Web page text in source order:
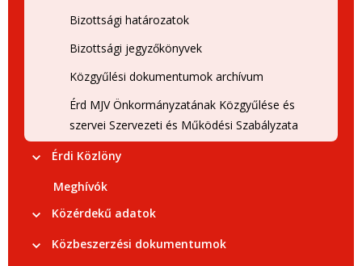
Bizottsági határozatok
Bizottsági jegyzőkönyvek
Közgyűlési dokumentumok archívum
Érd MJV Önkormányzatának Közgyűlése és
szervei Szervezeti és Működési Szabályzata
Érdi Közlöny
Meghívók
Közérdekű adatok
Közbeszerzési dokumentumok